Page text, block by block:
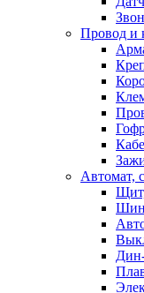
Провод и
Автомат,